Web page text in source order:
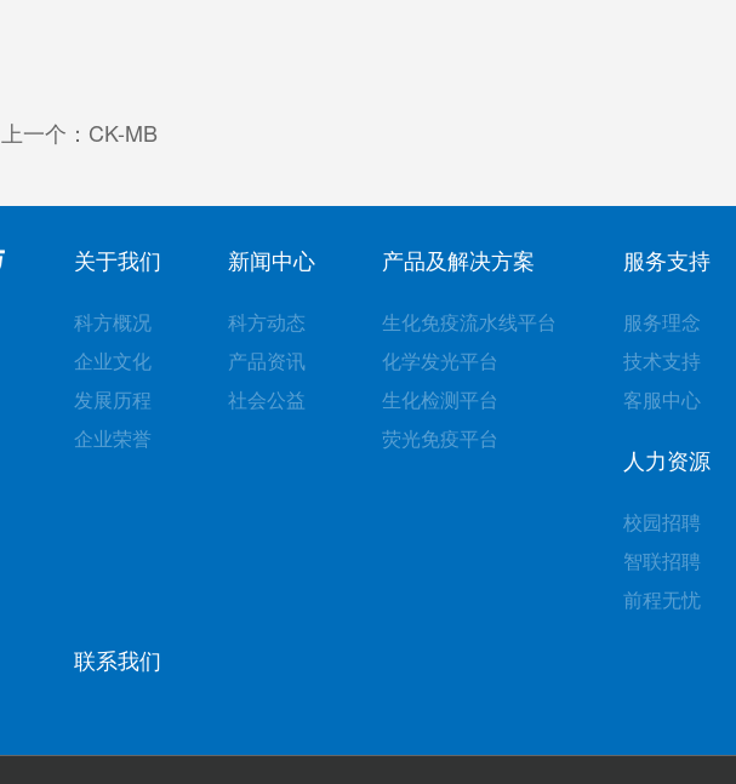
上一个：CK-MB
关于我们
科方概况
企业文化
发展历程
企业荣誉
新闻中心
科方动态
产品资讯
社会公益
产品及解决方案
生化免疫流水线平台
化学发光平台
生化检测平台
荧光免疫平台
服务支持
服务理念
技术支持
客服中心
人力资源
校园招聘
智联招聘
前程无忧
联系我们